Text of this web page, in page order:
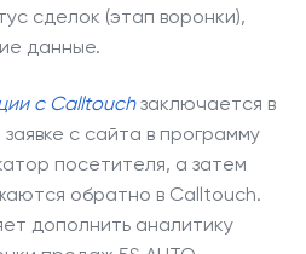
сделок (этап воронки),
данные.
с Calltouch заключается в
с сайта в программу
посетителя, а затем
обратно в Calltouch.
дополнить аналитику